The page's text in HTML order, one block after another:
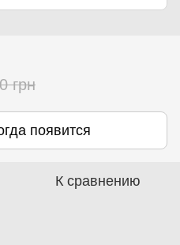
грн
появится
К сравнению